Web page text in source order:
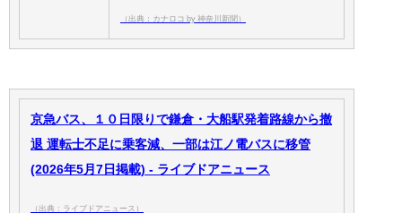
（出典：カナロコ by 神奈川新聞）
京急バス、１０日限りで鎌倉・大船駅発着路線から撤
退 運転士不足に乗客減、一部は江ノ電バスに移管
(2026年5月7日掲載) - ライブドアニュース
（出典：ライブドアニュース）